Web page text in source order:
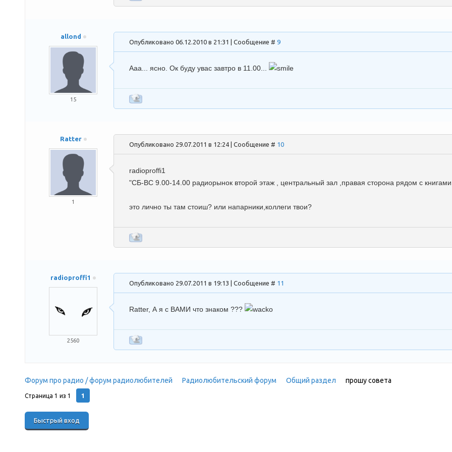
allond
15
Опубликовано 06.12.2010 в 21:31 | Сообщение # 9
Ааа... ясно. Ок буду увас завтро в 11.00...
Ratter
1
Опубликовано 29.07.2011 в 12:24 | Сообщение # 10
radioproffi1
"СБ-ВС 9.00-14.00 радиорынок второй этаж , центральный зал ,правая сторона рядом с
это лично ты там стоиш? или напарники,коллеги твои?
radioproffi1
2560
Опубликовано 29.07.2011 в 19:13 | Сообщение # 11
Ratter, А я с ВАМИ что знаком ???
Форум про радио / форум радиолюбителей Радиолюбительский форум Общий раздел прошу совета
Страница 1 из 1 1